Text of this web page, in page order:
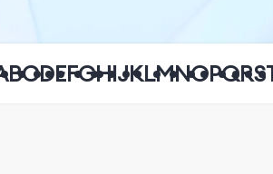
BCDEFGHIJKLMNOPQRS